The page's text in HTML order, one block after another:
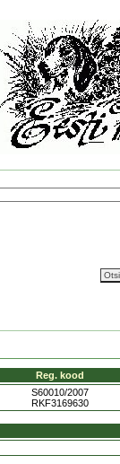
Reg. kood
S60010/2007
RKF3169630